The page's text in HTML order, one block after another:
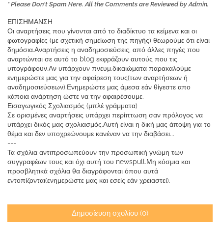
* Please Don't Spam Here. All the Comments are Reviewed by Admin.
ΕΠΙΣΗΜΑΝΣΗ
Οι αναρτήσεις που γίνονται από το διαδίκτυο τα κείμενα και οι
φωτογραφίες (με σχετική σημείωση της πηγής) θεωρούμε ότι είναι
δημόσια.Αναρτήσεις η αναδημοσιεύσεις, από άλλες πηγές που
αναρτώνται σε αυτό το blog εκφράζουν αυτούς που τις
υπογράφουν.Αν υπάρχουν πνευμ.δικαιώματα παρακαλούμε
ενημερώστε μας για την αφαίρεση τους(των αναρτήσεων ή
αναδημοσιεύσεων).Ενημερώστε μας άμεσα εάν θίγεστε απο
κάποια ανάρτηση ώστε να την αφαιρέσουμε.
Εισαγωγικός Σχολιασμός (μπλέ γράμματα)
Σε ορισμένες αναρτήσεις υπάρχει περίπτωση σαν πρόλογος να
υπάρχει δικός μας σχολιασμός.Αυτή είναι η δική μας άποψη για το
θέμα και δεν υποχρεώνουμε κανέναν να την διαβάσει...
---
Τα σχόλια αντιπροσωπεύουν την προσωπική γνώμη των
συγγραφέων τους και όχι αυτή του newspull.Μη κόσμια και
προσβλητικά σχόλια θα διαγράφονται όπου αυτά
εντοπίζονται(ενημερώστε μας και εσείς εάν χρειαστεί).
Δημοσίευση σχολίου (0)